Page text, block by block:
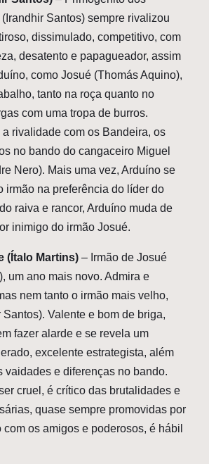
Santos) sempre rivalizou
dissimulado, competitivo, com
desatento e papagueador, assim
como Josué (Thomás Aquino),
tanto na roça quanto no
com uma tropa de burros.
rivalidade com os Bandeira, os
no bando do cangaceiro Miguel
Nero). Mais uma vez, Arduíno se
irmão na preferência do líder do
raiva e rancor, Arduíno muda de
inimigo do irmão Josué.
(Ítalo Martins) – Irmão de Josué
um ano mais novo. Admira e
nem tanto o irmão mais velho,
Valente e bom de briga,
fazer alarde e se revela um
excelente estrategista, além
vaidades e diferenças no bando.
cruel, é crítico das brutalidades e
quase sempre promovidas por
os amigos e poderosos, é hábil